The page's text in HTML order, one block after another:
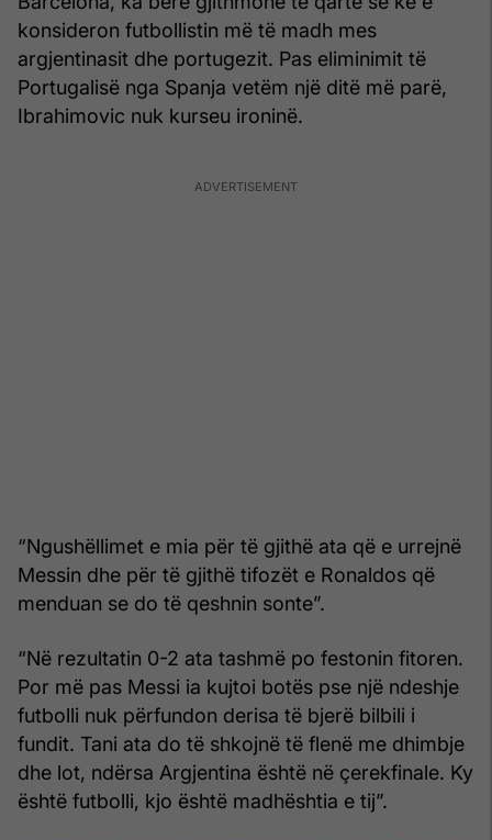
konsideron futbollistin më të madh mes
argjentinasit dhe portugezit. Pas eliminimit të
Portugalisë nga Spanja vetëm një ditë më parë,
Ibrahimovic nuk kurseu ironinë.
“Ngushëllimet e mia për të gjithë ata që e urrejnë
Messin dhe për të gjithë tifozët e Ronaldos që
menduan se do të qeshnin sonte”.
“Në rezultatin 0-2 ata tashmë po festonin fitoren.
Por më pas Messi ia kujtoi botës pse një ndeshje
futbolli nuk përfundon derisa të bjerë bilbili i
fundit. Tani ata do të shkojnë të flenë me dhimbje
dhe lot, ndërsa Argjentina është në çerekfinale. Ky
është futbolli, kjo është madhështia e tij”.